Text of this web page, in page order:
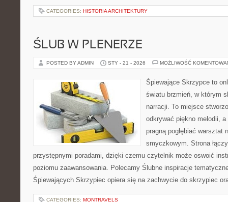
CATEGORIES: HISTORIA ARCHITEKTURY
ŚLUB W PLENERZE
POSTED BY ADMIN STY - 21 - 2026 MOŻLIWOŚĆ
Śpiewające Skrzypce to
światu brzmień, w którym
narracji. To miejsce
odkrywać piękno melodii,
pragną pogłębiać warsztat
smyczkowym. Strona
przystępnymi poradami, dzięki czemu czytelnik może oswoić
poziomu zaawansowania. Polecamy Ślubne inspiracje
Śpiewających Skrzypiec opiera się na zachwycie do skrzypiec
CATEGORIES: MONTRAVELS